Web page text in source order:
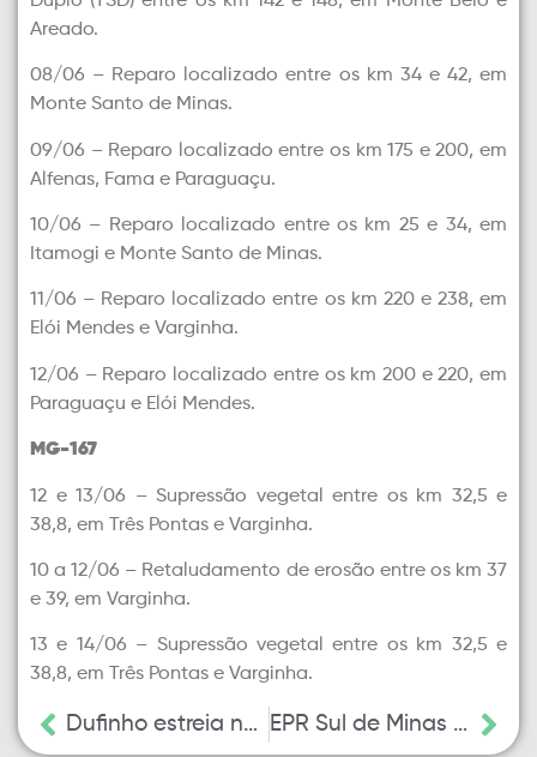
Areado.
08/06 – Reparo localizado entre os km 34 e 42, em
Monte Santo de Minas.
09/06 – Reparo localizado entre os km 175 e 200, em
Alfenas, Fama e Paraguaçu.
10/06 – Reparo localizado entre os km 25 e 34, em
Itamogi e Monte Santo de Minas.
11/06 – Reparo localizado entre os km 220 e 238, em
Elói Mendes e Varginha.
12/06 – Reparo localizado entre os km 200 e 220, em
Paraguaçu e Elói Mendes.
MG-167
12 e 13/06 – Supressão vegetal entre os km 32,5 e
38,8, em Três Pontas e Varginha.
10 a 12/06 – Retaludamento de erosão entre os km 37
e 39, em Varginha.
13 e 14/06 – Supressão vegetal entre os km 32,5 e
38,8, em Três Pontas e Varginha.
Dufinho estreia na Expocafé 2026 e aproxima motoristas dos benefícios do DUF EPR Sul de Minas e EPR Vias do Café registraram aumento de 16% no tráfego durante o feriado de Corpus Christi